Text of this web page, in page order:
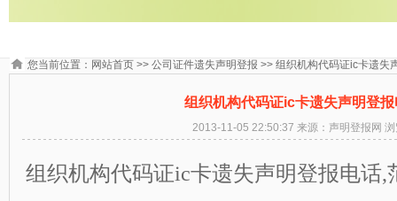
您当前位置： 网站首页 >> 公司证件遗失声明登报 >> 组织机构代码证ic卡遗失
组织机构代码证ic卡遗失声明登
2013-11-05 22:50:37 来源：声明登报网
组织机构代码证ic卡遗失声明登报电话,